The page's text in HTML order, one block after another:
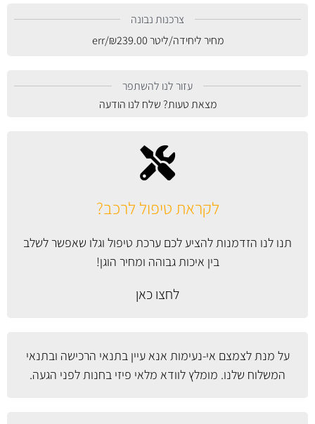
לקראת טיפול לרכב?
תנו לנו הזדמנות להציע לכם ערכת טיפול וגלו שאפשר לשלב
בין איכות גבוהה ומחיר הוגן!
לחצו כאן
על מנת לצמצם אי-נעימות אנא עייןבתנאי הרכישה ובתנאי
המשלוח שלנו. מומלץ לוודא מלאי פיזי בחנות לפני הגעה.
צרכנות נבונה
מחיר ליחידה/ליטר
₪239.00
/err
עזור לנו להשתפר
מצאת טעות? שלח לנו הודעה